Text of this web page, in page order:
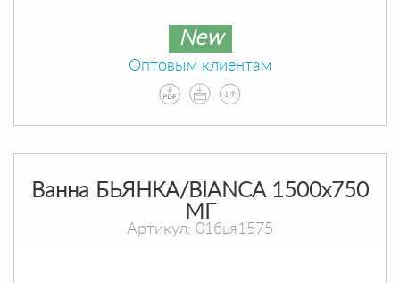
New
Оптовым клиентам
Ванна БЬЯНКА/BIANCA 1500х750
МГ
Артикул: 01бья1575